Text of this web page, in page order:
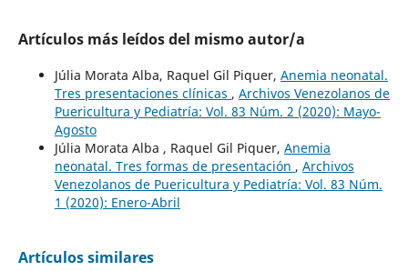
Artículos más leídos del mismo autor/a
Júlia Morata Alba, Raquel Gil Piquer, Anemia neonatal.
Tres presentaciones clínicas , Archivos Venezolanos de
Puericultura y Pediatría: Vol. 83 Núm. 2 (2020): Mayo-
Agosto
Júlia Morata Alba , Raquel Gil Piquer, Anemia
neonatal. Tres formas de presentación , Archivos
Venezolanos de Puericultura y Pediatría: Vol. 83 Núm.
1 (2020): Enero-Abril
Artículos similares